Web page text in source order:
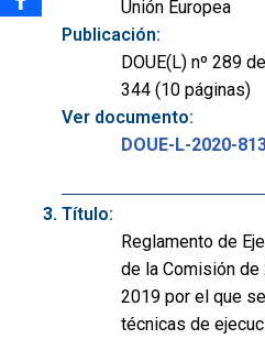
Unión Europea
Publicación:
DOUE(L) nº 289
344 (10 páginas)
Ver documento:
DOUE-L-2020-
Título:
Reglamento de
de la Comisión
2019 por el que
técnicas de